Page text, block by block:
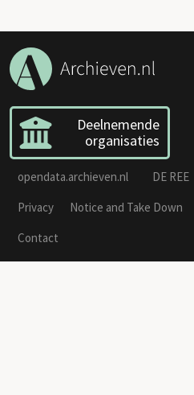
Deelnemende
organisaties
opendata.archieven.nl DE REE
Privacy
Notice and Take Down
Contact